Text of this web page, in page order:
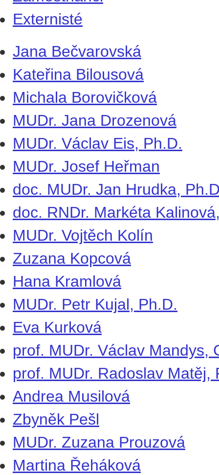
Externisté
Jana Bečvarovská
Kateřina Bilousová
Michala Borovičková
MUDr. Jana Drozenová
MUDr. Václav Eis, Ph.D.
MUDr. Josef Heřman
doc. MUDr. Jan Hrudka,
doc. RNDr. Markéta
MUDr. Vojtěch Kolín
Zuzana Kopcová
Hana Kramlová
MUDr. Petr Kujal, Ph.D.
Eva Kurková
prof. MUDr. Václav Mandys,
prof. MUDr. Radoslav Matěj,
Andrea Musilová
Zbyněk Pešl
MUDr. Zuzana Prouzová
Martina Řeháková